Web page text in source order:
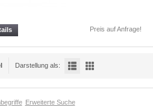
Preis auf Anfrage!
Darstellung als:
Erweiterte Suche